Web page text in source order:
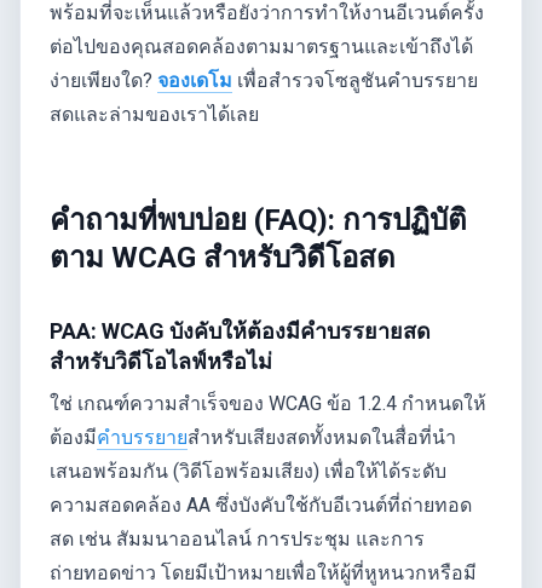
พร้อมที่จะเห็นแล้วหรือยังว่าการทำให้งานอีเวนต์ครั้ง
ต่อไปของคุณสอดคล้องตามมาตรฐานและเข้าถึงได้
ง่ายเพียงใด? จองเดโม เพื่อสำรวจโซลูชันคำบรรยาย
สดและล่ามของเราได้เลย
คำถามที่พบบ่อย (FAQ): การปฏิบัติ
ตาม WCAG สำหรับวิดีโอสด
PAA: WCAG บังคับให้ต้องมีคำบรรยายสด
สำหรับวิดีโอไลฟ์หรือไม่
ใช่ เกณฑ์ความสำเร็จของ WCAG ข้อ 1.2.4 กำหนดให้
ต้องมีคำบรรยายสำหรับเสียงสดทั้งหมดในสื่อที่นำ
เสนอพร้อมกัน (วิดีโอพร้อมเสียง) เพื่อให้ได้ระดับ
ความสอดคล้อง AA ซึ่งบังคับใช้กับอีเวนต์ที่ถ่ายทอด
สด เช่น สัมมนาออนไลน์ การประชุม และการ
ถ่ายทอดข่าว โดยมีเป้าหมายเพื่อให้ผู้ที่หูหนวกหรือมี